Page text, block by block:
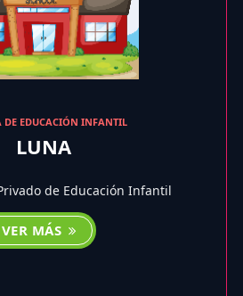
DE EDUCACIÓN INFANTIL
LUNA
de Educación Infantil
VER MÁS